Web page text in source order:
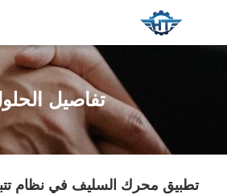
تفاصيل
تطبيق محرك السليف في نظام تتبع